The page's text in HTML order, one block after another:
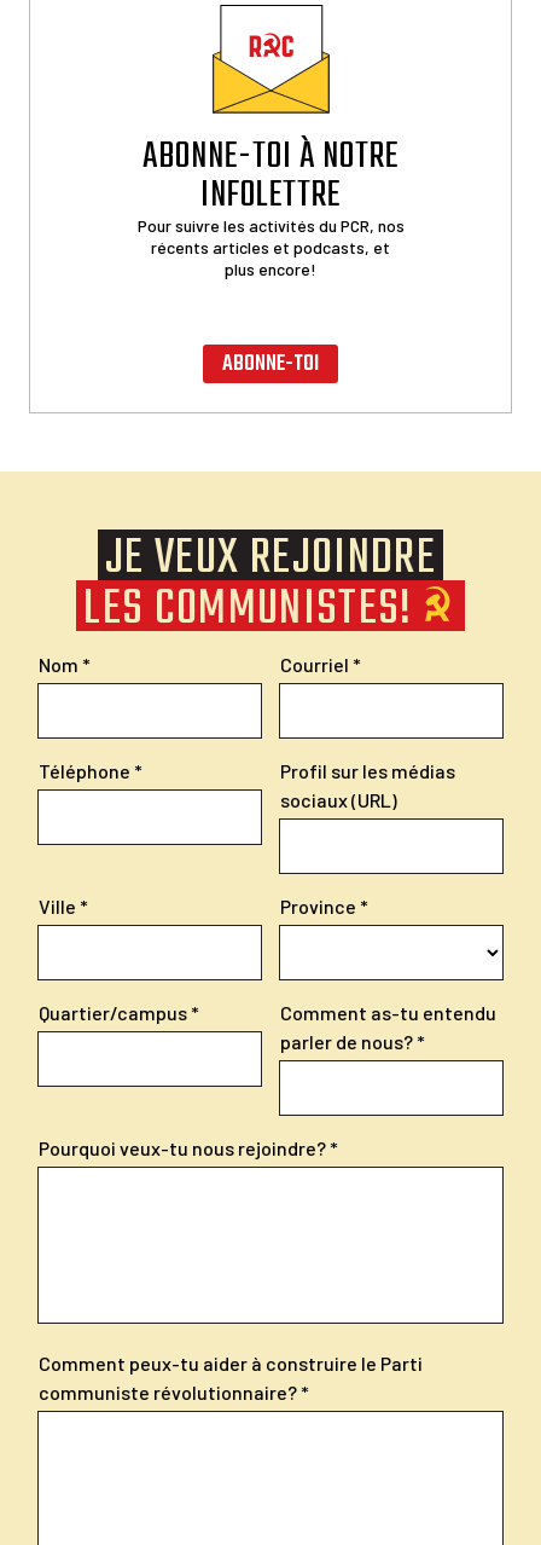
ABONNE-TOI À NOTRE
INFOLETTRE
Pour suivre les activités du PCR, nos
récents articles et podcasts, et
plus encore!
ABONNE-TOI
JE VEUX REJOINDRE
LES COMMUNISTES!
Nom Courriel
Téléphone
Profil sur les médias
sociaux (URL)
Ville Province
Quartier/campus
Comment as-tu entendu
parler de nous?
Pourquoi veux-tu nous rejoindre?
Comment peux-tu aider à construire le Parti
communiste révolutionnaire?